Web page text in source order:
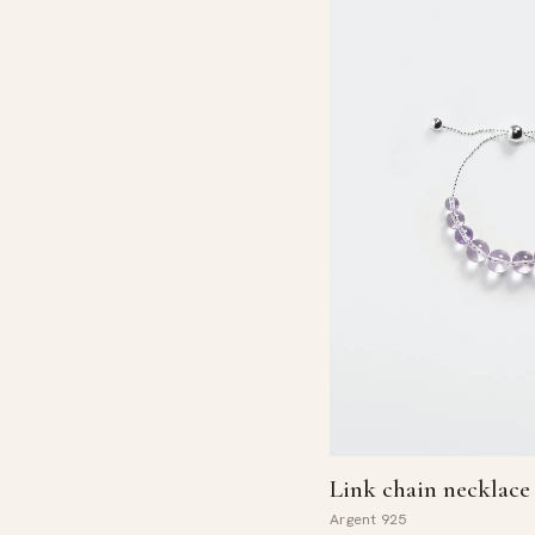
Link chain necklace
Argent 925